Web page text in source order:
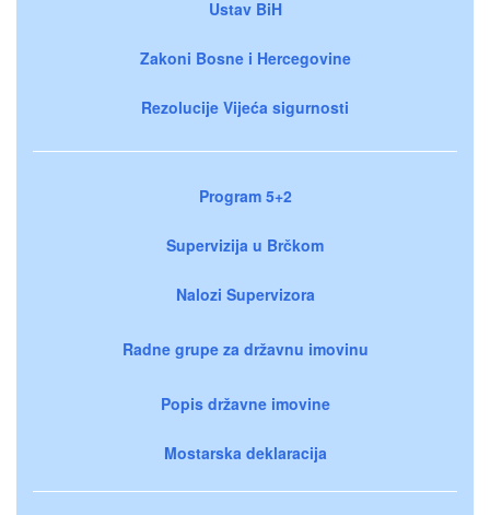
Ustav BiH
Zakoni Bosne i Hercegovine
Rezolucije Vijeća sigurnosti
Program 5+2
Supervizija u Brčkom
Nalozi Supervizora
Radne grupe za državnu imovinu
Popis državne imovine
Mostarska deklaracija